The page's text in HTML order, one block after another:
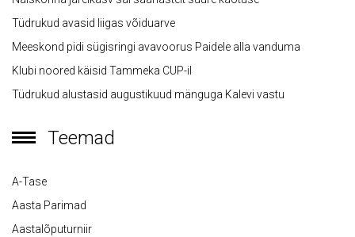
Tüdrukud avasid liigas võiduarve
Meeskond pidi sügisringi avavoorus Paidele alla vanduma
Klubi noored käisid Tammeka CUP-il
Tüdrukud alustasid augustikuud mänguga Kalevi vastu
Teemad
A-Tase
Aasta Parimad
Aastalõputurniir